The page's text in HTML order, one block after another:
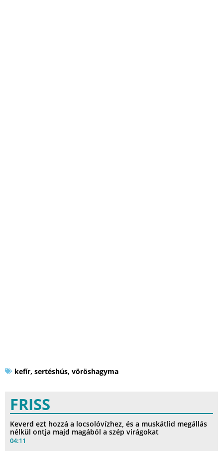
kefír, sertéshús, vöröshagyma
FRISS
Keverd ezt hozzá a locsolóvízhez, és a muskátlid megállás
nélkül ontja majd magából a szép virágokat
04:11